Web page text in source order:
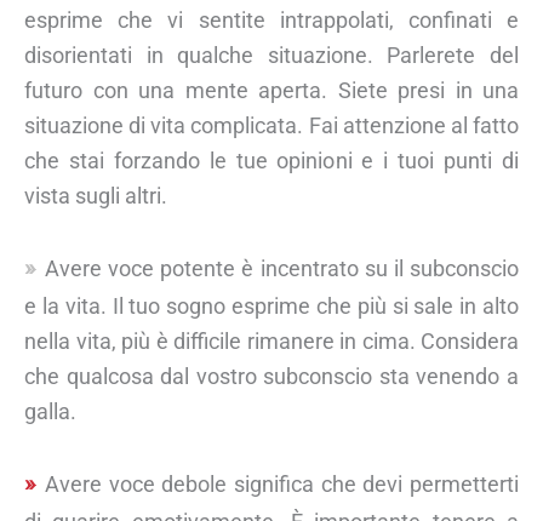
esprime che vi sentite intrappolati, confinati e
disorientati in qualche situazione. Parlerete del
futuro con una mente aperta. Siete presi in una
situazione di vita complicata. Fai attenzione al fatto
che stai forzando le tue opinioni e i tuoi punti di
vista sugli altri.
Avere voce potente è incentrato su il subconscio
e la vita. Il tuo sogno esprime che più si sale in alto
nella vita, più è difficile rimanere in cima. Considera
che qualcosa dal vostro subconscio sta venendo a
galla.
Avere voce debole significa che devi permetterti